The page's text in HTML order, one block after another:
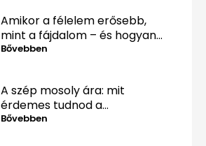
Amikor a félelem erősebb,
mint a fájdalom – és hogyan
lehet mégis túllépni rajta
Bővebben
A szép mosoly ára: mit
érdemes tudnod a
fogpótlásról, mielőtt döntesz?
Bővebben